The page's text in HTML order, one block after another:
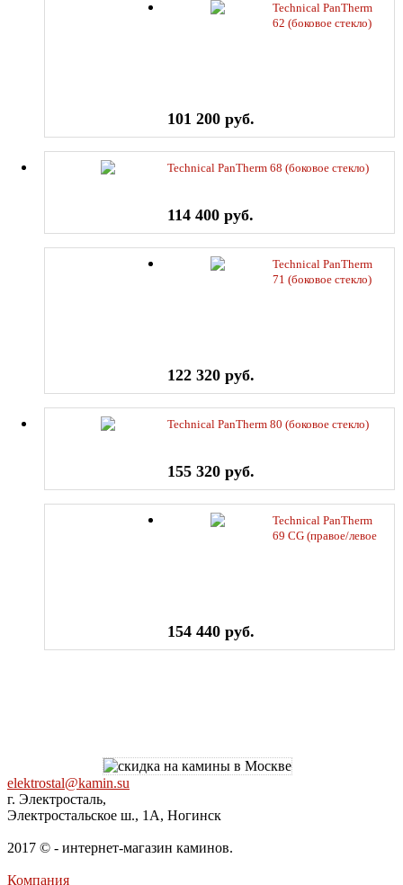
Technical PanTherm
62 (боковое стекло)
101 200 руб.
Technical PanTherm 68 (боковое стекло)
114 400 руб.
Technical PanTherm
71 (боковое стекло)
122 320 руб.
Technical PanTherm 80 (боковое стекло)
155 320 руб.
Technical PanTherm
69 CG (правое/левое
154 440 руб.
elektrostal@kamin.su
г. Электросталь,
Электростальское ш., 1А, Ногинск
2017 © - интернет-магазин каминов.
Компания